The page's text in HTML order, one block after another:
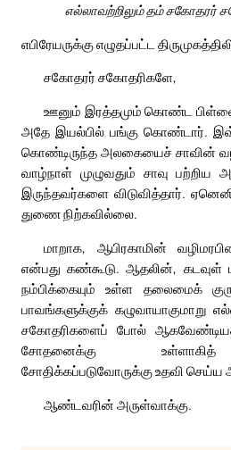
எல்லாவற்றிலும் தம்
எபிரேயருக்கு எழுதப்பட்ட
சகோதரர் சகோதரிகளே,
ஊனும் இரத்தமும் கொண்ட
அதே இயல்பில் பங்கு கொண்டார்.
கொண்டிருந்த அலகையைச் சாவின்
வாழ்நாள் முழுவதும் சாவு பற்றிய
இருந்தவர்களை விடுவித்தார்.
துணை நிற்கவில்லை.
மாறாக, ஆபிரகாமின்
என்பது கண்கூடு. ஆதலின், கடவுள்
நம்பிக்கையும் உள்ள தலைமைக்
பாவங்களுக்குக் கழுவாயாகுமாறு
சகோதரிகளைப் போல்
சோதனைக்கு உள்ளாகித்
சோதிக்கப்படுவோருக்கு உதவி
ஆண்டவரின் அருள்வாக்கு.